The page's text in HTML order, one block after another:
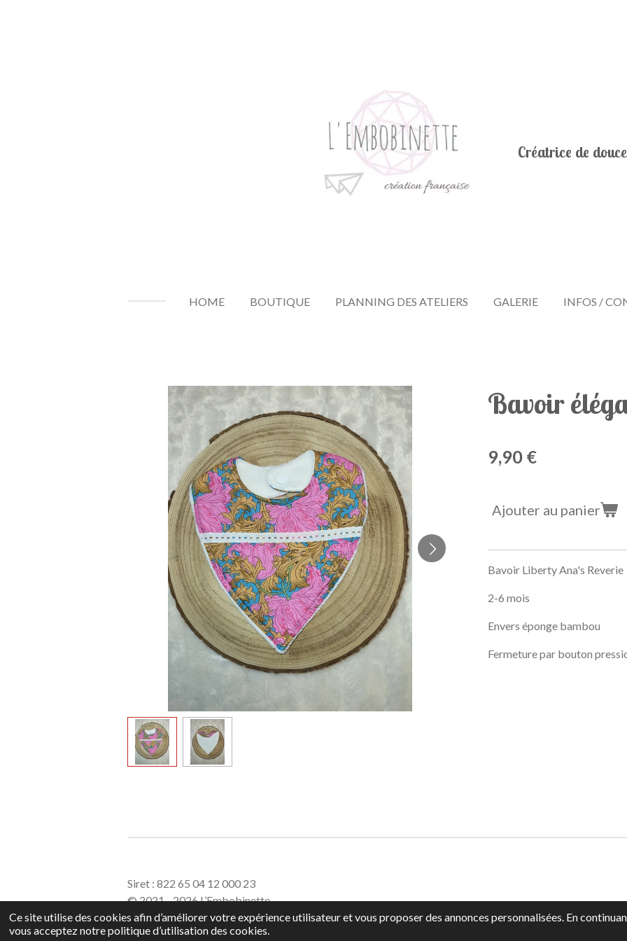
Ce site utilise des cookies afin d’améliorer votre expérience utilisateur et vous proposer des annonces personnalisées. En
vous acceptez notre politique d’utilisation des cookies.
Créatrice de
HOME BOUTIQUE PLANNING DES ATELIERS GALERIE INFOS /
Bavoir
9,90 €
Ajouter au panier
Bavoir Liberty Ana's Reverie
2-6 mois
Envers éponge bambou
Fermeture par bouton
Siret : 822 65 04 12 000 23
© 2021 - 2026 L’Embobinette